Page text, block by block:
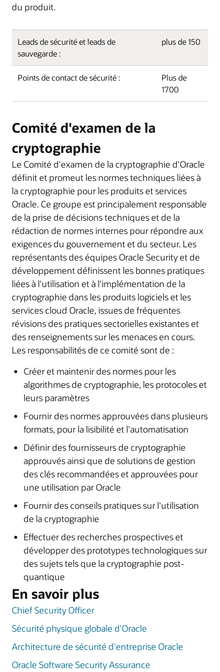
du produit.
Leads de sécurité et leads de
sauvegarde :
plus de 150
Points de contact de sécurité :
Plus de
1700
Comité d'examen de la
cryptographie
Le Comité d'examen de la cryptographie d'Oracle
définit et promeut les normes techniques liées à
la cryptographie pour les produits et services
Oracle. Ce groupe est principalement responsable
de la prise de décisions techniques et de la
rédaction de normes internes pour répondre aux
exigences du gouvernement et du secteur. Les
représentants des équipes Oracle Security et de
développement définissent les bonnes pratiques
liées à l'utilisation et à l'implémentation de la
cryptographie dans les produits logiciels et les
services cloud Oracle, issues de fréquentes
révisions des pratiques sectorielles existantes et
des renseignements sur les menaces en cours.
Les responsabilités de ce comité sont de :
Créer et maintenir des normes pour les
algorithmes de cryptographie, les protocoles et
leurs paramètres
Fournir des normes approuvées dans plusieurs
formats, pour la lisibilité et l'automatisation
Définir des fournisseurs de cryptographie
approuvés ainsi que de solutions de gestion
des clés recommandées et approuvées pour
une utilisation par Oracle
Fournir des conseils pratiques sur l'utilisation
de la cryptographie
Effectuer des recherches prospectives et
développer des prototypes technologiques sur
des sujets tels que la cryptographie post-
quantique
En savoir plus
Chief Security Officer
Sécurité physique globale d'Oracle
Architecture de sécurité d'entreprise Oracle
Oracle Software Security Assurance